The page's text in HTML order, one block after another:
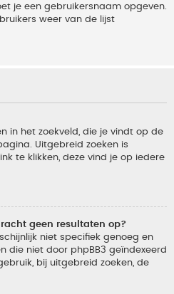
je een gebruikersnaam opgeven.
weer van de lijst
in het zoekveld, die je vindt op de
Uitgebreid zoeken is
te klikken, deze vind je op iedere
geen resultaten op?
niet specifiek genoeg en
die niet door phpBB3 geïndexeerd
bij uitgebreid zoeken, de